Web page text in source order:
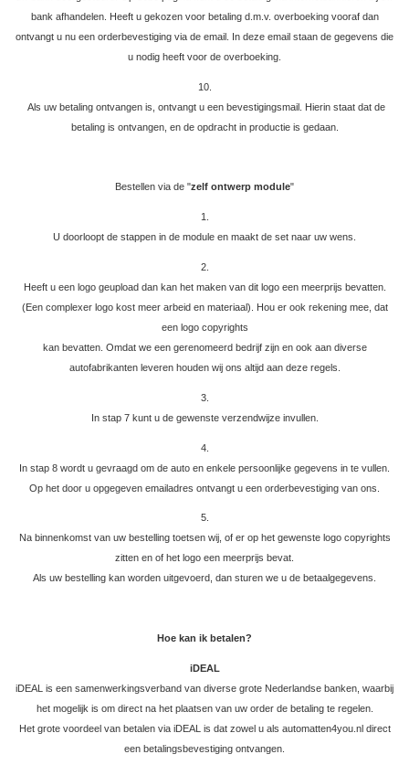
bank afhandelen. Heeft u gekozen voor betaling d.m.v. overboeking vooraf dan
ontvangt u nu een orderbevestiging via de email. In deze email staan de gegevens die
u nodig heeft voor de overboeking.
10.
Als uw betaling ontvangen is, ontvangt u een bevestigingsmail. Hierin staat dat de
betaling is ontvangen, en de opdracht in productie is gedaan.
Bestellen via de "zelf ontwerp module"
1.
U doorloopt de stappen in de module en maakt de set naar uw wens.
2.
Heeft u een logo geupload dan kan het maken van dit logo een meerprijs bevatten.
(Een complexer logo kost meer arbeid en materiaal). Hou er ook rekening mee, dat
een logo copyrights
kan bevatten. Omdat we een gerenomeerd bedrijf zijn en ook aan diverse
autofabrikanten leveren houden wij ons altijd aan deze regels.
3.
In stap 7 kunt u de gewenste verzendwijze invullen.
4.
In stap 8 wordt u gevraagd om de auto en enkele persoonlijke gegevens in te vullen.
Op het door u opgegeven emailadres ontvangt u een orderbevestiging van ons.
5.
Na binnenkomst van uw bestelling toetsen wij, of er op het gewenste logo copyrights
zitten en of het logo een meerprijs bevat.
Als uw bestelling kan worden uitgevoerd, dan sturen we u de betaalgegevens.
Hoe kan ik betalen?
iDEAL
iDEAL is een samenwerkingsverband van diverse grote Nederlandse banken, waarbij
het mogelijk is om direct na het plaatsen van uw order de betaling te regelen.
Het grote voordeel van betalen via iDEAL is dat zowel u als automatten4you.nl direct
een betalingsbevestiging ontvangen.